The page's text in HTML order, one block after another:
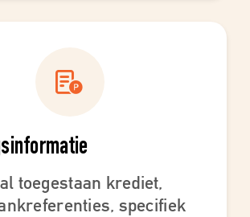
toegestaan krediet,
specifiek